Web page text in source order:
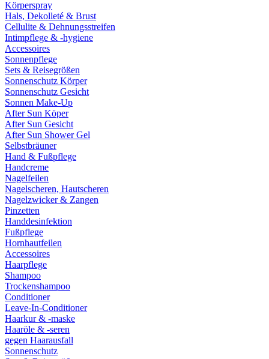
Körperspray
Hals, Dekolleté & Brust
Cellulite & Dehnungsstreifen
Intimpflege & -hygiene
Accessoires
Sonnenpflege
Sets & Reisegrößen
Sonnenschutz Körper
Sonnenschutz Gesicht
Sonnen Make-Up
After Sun Köper
After Sun Gesicht
After Sun Shower Gel
Selbstbräuner
Hand & Fußpflege
Handcreme
Nagelfeilen
Nagelscheren, Hautscheren
Nagelzwicker & Zangen
Pinzetten
Handdesinfektion
Fußpflege
Hornhautfeilen
Accessoires
Haarpflege
Shampoo
Trockenshampoo
Conditioner
Leave-In-Conditioner
Haarkur & -maske
Haaröle & -seren
gegen Haarausfall
Sonnenschutz